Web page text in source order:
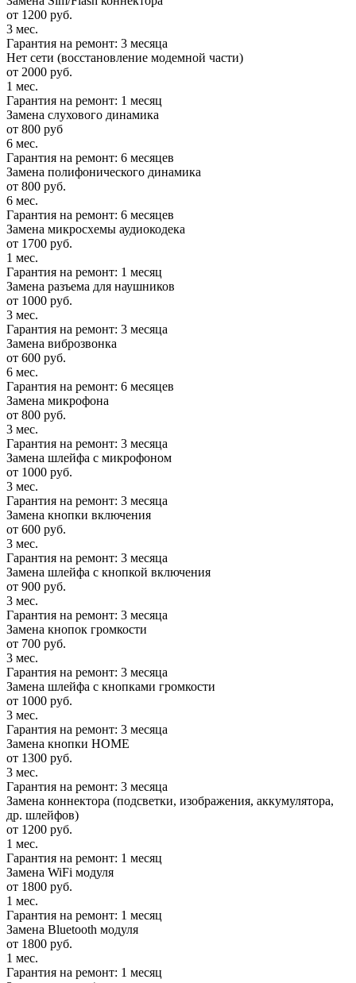
от 1200 руб.
3 мес.
Гарантия на ремонт: 3 месяца
Нет сети (восстановление модемной части)
от 2000 руб.
1 мес.
Гарантия на ремонт: 1 месяц
Замена слухового динамика
от 800 руб
6 мес.
Гарантия на ремонт: 6 месяцев
Замена полифонического динамика
от 800 руб.
6 мес.
Гарантия на ремонт: 6 месяцев
Замена микросхемы аудиокодека
от 1700 руб.
1 мес.
Гарантия на ремонт: 1 месяц
Замена разъема для наушников
от 1000 руб.
3 мес.
Гарантия на ремонт: 3 месяца
Замена виброзвонка
от 600 руб.
6 мес.
Гарантия на ремонт: 6 месяцев
Замена микрофона
от 800 руб.
3 мес.
Гарантия на ремонт: 3 месяца
Замена шлейфа с микрофоном
от 1000 руб.
3 мес.
Гарантия на ремонт: 3 месяца
Замена кнопки включения
от 600 руб.
3 мес.
Гарантия на ремонт: 3 месяца
Замена шлейфа с кнопкой включения
от 900 руб.
3 мес.
Гарантия на ремонт: 3 месяца
Замена кнопок громкости
от 700 руб.
3 мес.
Гарантия на ремонт: 3 месяца
Замена шлейфа с кнопками громкости
от 1000 руб.
3 мес.
Гарантия на ремонт: 3 месяца
Замена кнопки HOME
от 1300 руб.
3 мес.
Гарантия на ремонт: 3 месяца
Замена коннектора (подсветки, изображения, аккумулятора,
др. шлейфов)
от 1200 руб.
1 мес.
Гарантия на ремонт: 1 месяц
Замена WiFi модуля
от 1800 руб.
1 мес.
Гарантия на ремонт: 1 месяц
Замена Bluetooth модуля
от 1800 руб.
1 мес.
Гарантия на ремонт: 1 месяц